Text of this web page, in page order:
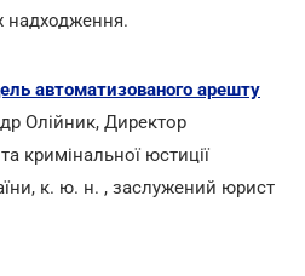
надходження.
автоматизованого арешту
Олійник, Директор
кримінальної юстиції
к. ю. н. , заслужений юрист